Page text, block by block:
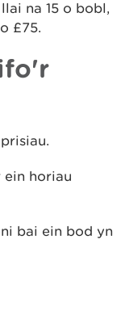
na 15 o bobl,
£75.
horiau
bai ein bod yn